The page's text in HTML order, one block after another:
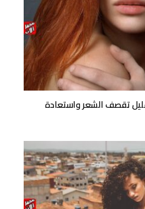
تقصف الشعر واستعادة